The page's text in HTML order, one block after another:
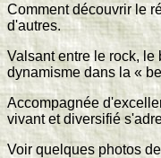
Comment découvrir le
d'autres.
Valsant entre le rock,
dynamisme dans la «
Accompagnée
vivant et diversifié
Voir quelques photos